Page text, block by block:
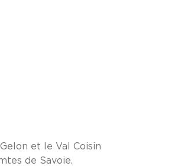
et le Val Coisin
de Savoie.